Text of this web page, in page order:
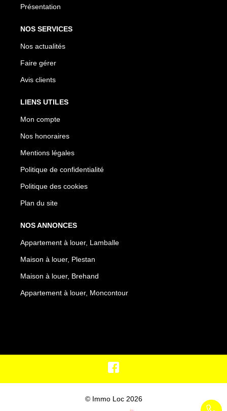
Présentation
NOS SERVICES
Nos actualités
Faire gérer
Avis clients
LIENS UTILES
Mon compte
Nos honoraires
Mentions légales
Politique de confidentialité
Politique des cookies
Plan du site
NOS ANNONCES
Appartement à louer, Lamballe
Maison à louer, Plestan
Maison à louer, Brehand
Appartement à louer, Moncontour
© Immo Loc 2026